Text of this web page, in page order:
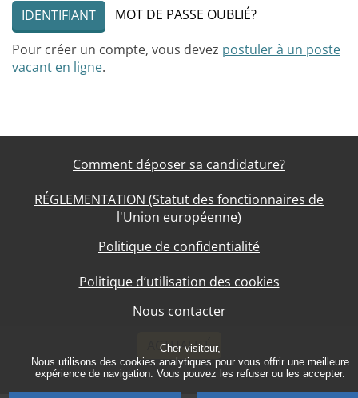
Cher visiteur,
Nous utilisons des cookies analytiques pour vous offrir une meilleure
expérience de navigation. Vous pouvez les refuser ou les accepter.
IDENTIFIANT
MOT DE PASSE OUBLIÉ?
Pour créer un compte, vous devez postuler à un poste
vacant en ligne.
Comment déposer sa candidature?
RÉGLEMENTATION (Statut des fonctionnaires de
l'Union européenne)
Politique de confidentialité
Politique d’utilisation des cookies
Nous contacter
ACTUALITÉ